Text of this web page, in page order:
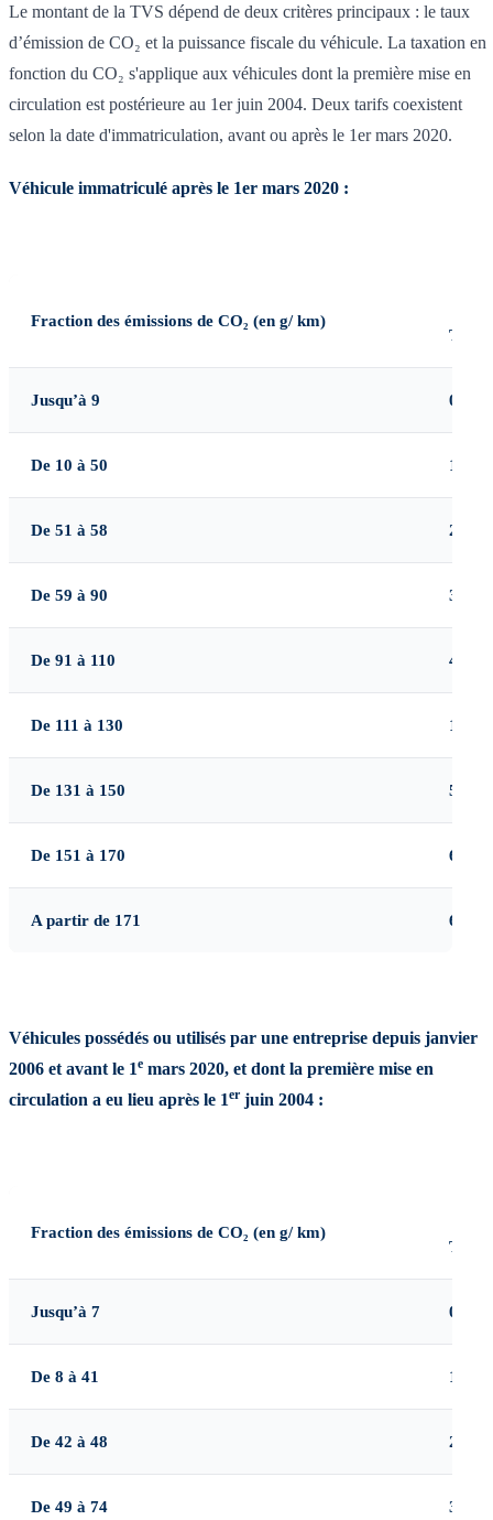
Le montant de la TVS dépend de deux critères principaux : le taux
d’émission de CO₂ et la puissance fiscale du véhicule. La taxation en
fonction du CO₂ s'applique aux véhicules dont la première mise en
circulation est postérieure au 1er juin 2004. Deux tarifs coexistent
selon la date d'immatriculation, avant ou après le 1er mars 2020.
Véhicule immatriculé après le 1er mars 2020 :
Fraction des émissions de CO₂ (en g/ km)
Tarif
Jusqu’à 9 0
De 10 à 50 1
De 51 à 58 2
De 59 à 90 3
De 91 à 110 4
De 111 à 130 10
De 131 à 150 50
De 151 à 170 60
A partir de 171 65
Véhicules possédés ou utilisés par une entreprise depuis janvier
2006 et avant le 1e mars 2020, et dont la première mise en
circulation a eu lieu après le 1er juin 2004 :
Fraction des émissions de CO₂ (en g/km)
Tarif
Jusqu’à 7 0
De 8 à 41 1
De 42 à 48 2
De 49 à 74 3